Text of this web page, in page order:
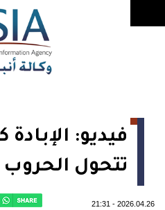
فيديو:
تتحول الحروب
2026.04.26
-
21:31